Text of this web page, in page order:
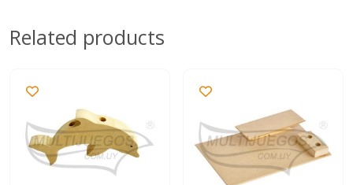
Related products